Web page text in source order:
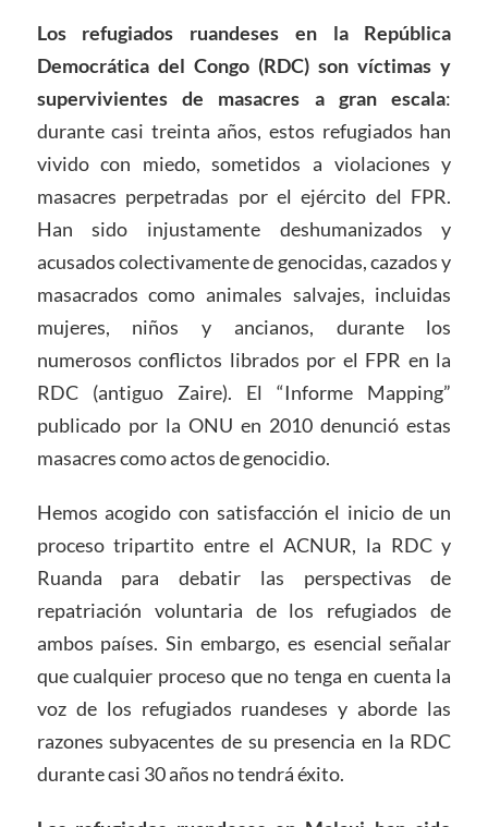
Los refugiados ruandeses en la República
Democrática del Congo (RDC) son víctimas y
supervivientes de masacres a gran escala:
durante casi treinta años, estos refugiados han
vivido con miedo, sometidos a violaciones y
masacres perpetradas por el ejército del FPR.
Han sido injustamente deshumanizados y
acusados colectivamente de genocidas, cazados y
masacrados como animales salvajes, incluidas
mujeres, niños y ancianos, durante los
numerosos conflictos librados por el FPR en la
RDC (antiguo Zaire). El “Informe Mapping”
publicado por la ONU en 2010 denunció estas
masacres como actos de genocidio.
Hemos acogido con satisfacción el inicio de un
proceso tripartito entre el ACNUR, la RDC y
Ruanda para debatir las perspectivas de
repatriación voluntaria de los refugiados de
ambos países. Sin embargo, es esencial señalar
que cualquier proceso que no tenga en cuenta la
voz de los refugiados ruandeses y aborde las
razones subyacentes de su presencia en la RDC
durante casi 30 años no tendrá éxito.